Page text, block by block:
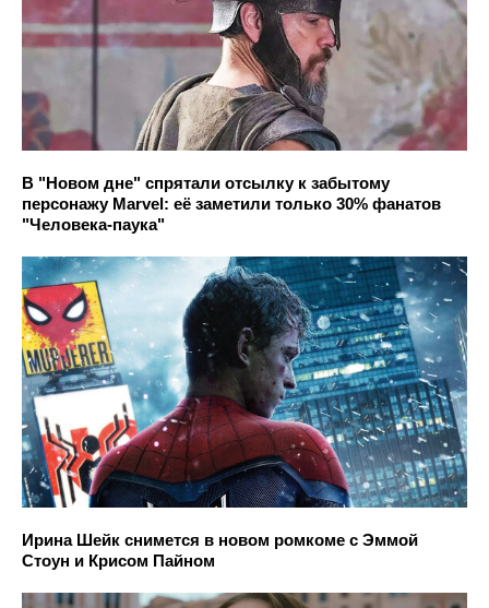
В "Новом дне" спрятали отсылку к забытому
персонажу Marvel: её заметили только 30% фанатов
"Человека-паука"
Ирина Шейк снимется в новом ромкоме с Эммой
Стоун и Крисом Пайном